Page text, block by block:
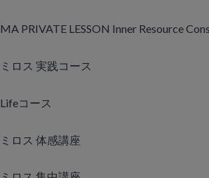
MA PRIVATE LESSON Inner Resource
ミロス 実践コース
Lifeコース
ミロス 体感講座